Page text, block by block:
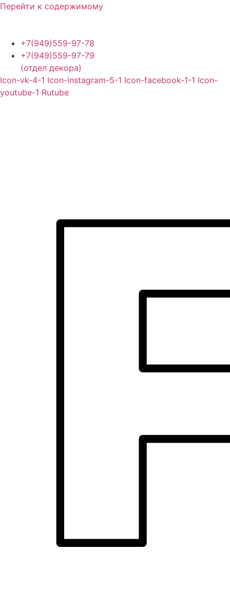
Перейти к содержимому
+7(949)559-97-78
+7(949)559-97-79
(отдел декора)
Icon-vk-4-1 Icon-instagram-5-1 Icon-facebook-1-1 Icon-
youtube-1 Rutube